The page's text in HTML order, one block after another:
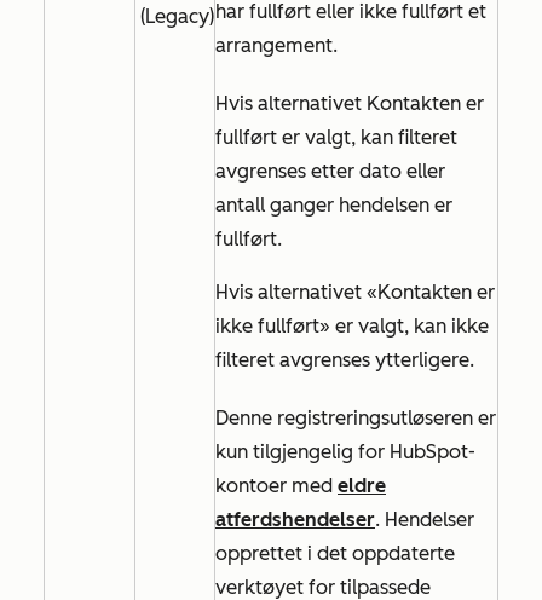
(Legacy)har fullført eller ikke fullført et
arrangement.
Hvis alternativet Kontakten er
fullført er valgt, kan filteret
avgrenses etter dato eller
antall ganger hendelsen er
fullført.
Hvis alternativet «Kontakten er
ikke fullført» er valgt, kan ikke
filteret avgrenses ytterligere.
Denne registreringsutløseren er
kun tilgjengelig for HubSpot-
kontoer med eldre
atferdshendelser. Hendelser
opprettet i det oppdaterte
verktøyet for tilpassede